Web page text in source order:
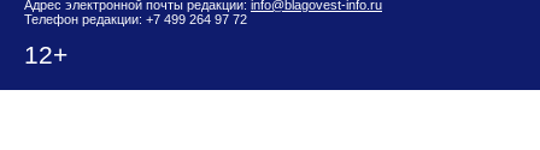
Адрес электронной почты редакции: info@blagovest-info.ru
Телефон редакции: +7 499 264 97 72
12+